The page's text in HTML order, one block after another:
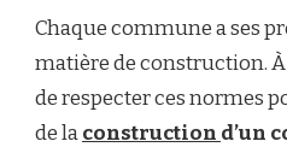
Chaque commune a ses
matière de construction.
de respecter ces normes
de laconstruction d’un